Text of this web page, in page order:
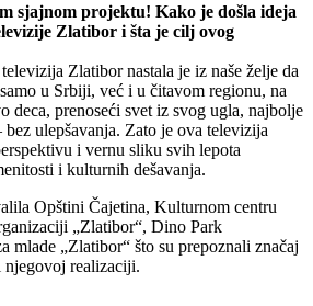
sjajnom projektu! Kako je došla ideja
Zlatibor i šta je cilj ovog
Zlatibor nastala je iz naše želje da
u Srbiji, već i u čitavom regionu, na
deca, prenoseći svet iz svog ugla, najbolje
ulepšavanja. Zato je ova televizija
i vernu sliku svih lepota
i kulturnih dešavanja.
Opštini Čajetina, Kulturnom centru
„Zlatibor“, Dino Park
mlade „Zlatibor“ što su prepoznali značaj
realizaciji.